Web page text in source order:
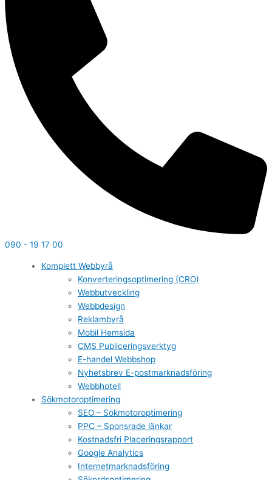
090 - 19 17 00
Komplett Webbyrå
Konverteringsoptimering (CRO)
Webbutveckling
Webbdesign
Reklambyrå
Mobil Hemsida
CMS Publiceringsverktyg
E-handel Webbshop
Nyhetsbrev E-postmarknadsföring
Webbhotell
Sökmotoroptimering
SEO – Sökmotoroptimering
PPC – Sponsrade länkar
Kostnadsfri Placeringsrapport
Google Analytics
Internetmarknadsföring